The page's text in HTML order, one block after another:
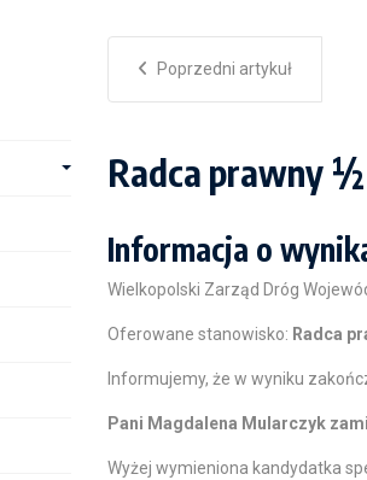
Poprzedni artykuł
Radca prawny
Informacja o
Wielkopolski Zarząd Dróg
Oferowane stanowisko: Radca
Informujemy, że w wyniku
Pani Magdalena Mularczyk
Wyżej wymieniona kandydatka